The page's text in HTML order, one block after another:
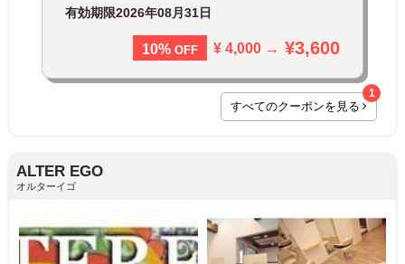
有効期限2026年08月31日
10% OFF ¥ 4,000 → ¥3,600
すべてのクーポンを見る
1
ALTER EGO
オルターイゴ